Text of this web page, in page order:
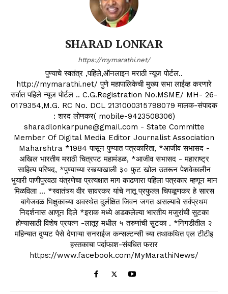
SHARAD LONKAR
https://mymarathi.net/
पुण्याचे स्वतंत्र ,पहिले,ऑनलाइन मराठी न्यूज पोर्टल..
http://mymarathi.net/ पुणे महापालिकेची मुख्य सभा लाईव्ह करणारे
सर्वात पहिले न्यूज पोर्टल .. C.G.Registration No.MSME/ MH- 26-
0179354,M.G. RC No. DCL 2131000315798079 मालक-संपादक
: शरद लोणकर( mobile-9423508306)
sharadlonkarpune@gmail.com - State Committe
Member Of Digital Media Editor Journalist Association
Maharshtra *1984 पासून पुण्यात पत्रकारिता, *आजीव सभासद -
अखिल भारतीय मराठी चित्रपट महामंडळ, *आजीव सभासद - महाराष्ट्र
साहित्य परिषद, *पुण्याच्या रस्त्याखाली ३० फुट खोल उतरून पेशवेकालीन
भुयारी पाणीपुरवठा यंत्रणेचा प्रत्यक्षात माग काढणारा पहिला पत्रकार म्हणून मान
मिळविला ... *स्वातंत्र्य वीर सावरकर यांचे नातू प्रफुल्ल चिपळूणकर हे सारस
बागेजवळ भिक्षुकाच्या अवस्थेत दुर्लक्षित जिवन जगत असल्याचे सर्वप्रथम
निदर्शनास आणून दिले *इराक मध्ये अडकलेल्या भारतीय मजुरांची सुटका
होण्यासाठी विशेष प्रयत्न -लातूर मधील ५ तरुणांची सुटका . *निगडीतील २
महिन्यात दुप्पट पैसे देणाऱ्या सनराईज कन्सल्टन्सी च्या तथाकथित एल टीटीइ
हस्तकाचा पर्दाफाश-संबधित फरार
https://www.facebook.com/MyMarathiNews/